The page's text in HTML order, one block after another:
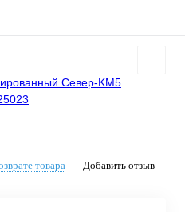
товара Добавить отзыв